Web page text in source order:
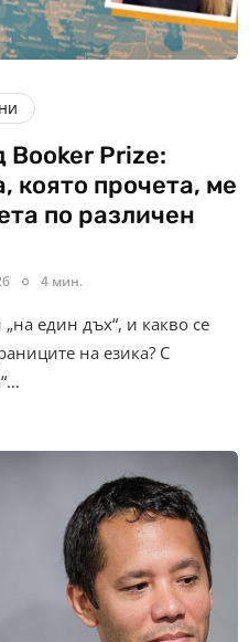
Prize:
която прочета, ме
по различен
4 мин.
един дъх“, и какво се
на езика? С